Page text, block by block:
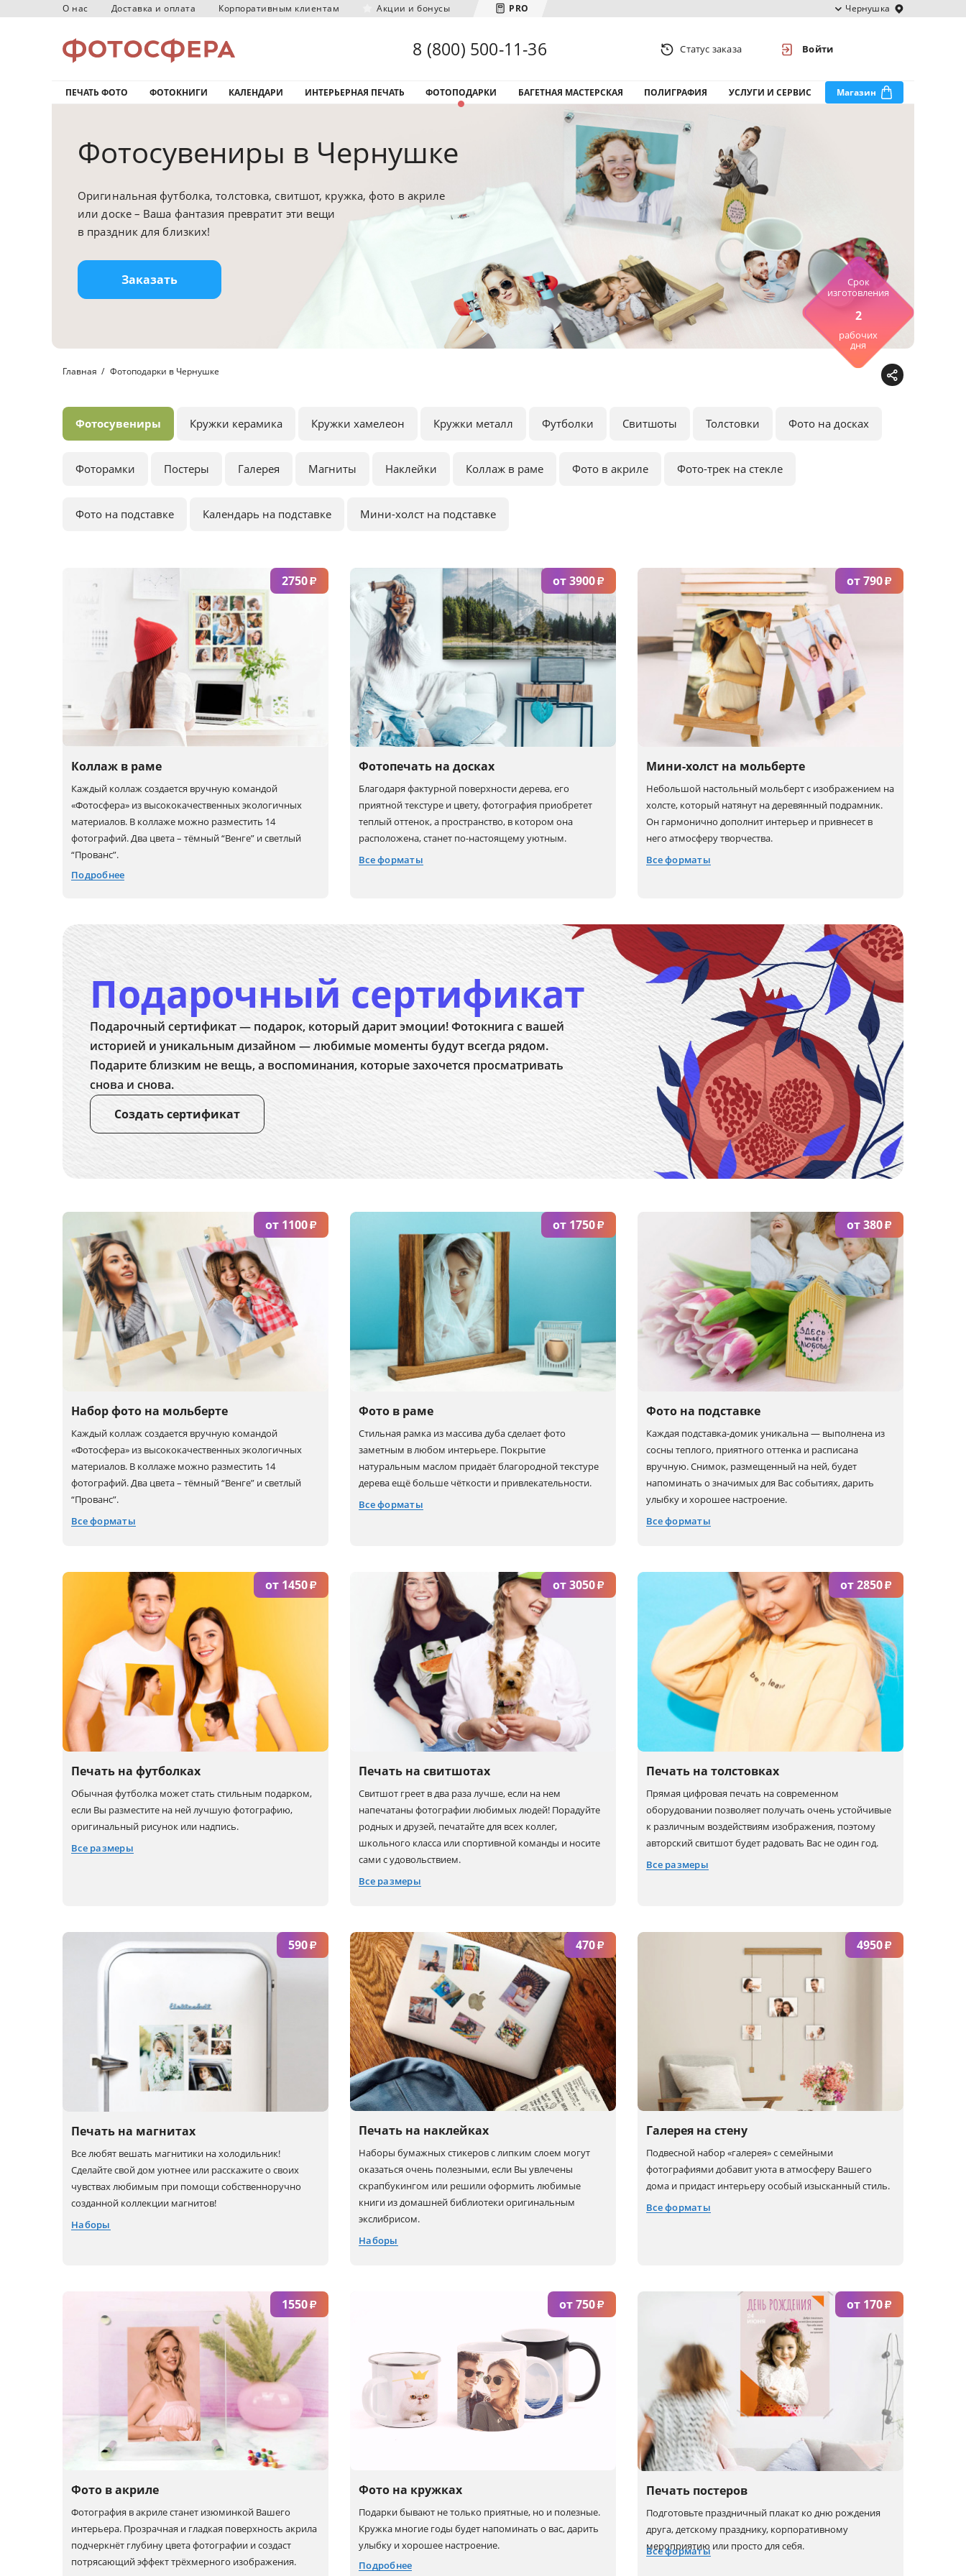
О нас Доставка и оплата Корпоративным клиентам Акции и бонусы PRO Чернушка
Загрузка городов...
8 (800) 500-11-36 Статус заказа Войти
ПЕЧАТЬ ФОТО ФОТОКНИГИ КАЛЕНДАРИ ИНТЕРЬЕРНАЯ ПЕЧАТЬ ФОТОПОДАРКИ БАГЕТНАЯ МАСТЕРСКАЯ ПОЛИГРАФИЯ УСЛУГИ И СЕРВИС Магазин
Фотосувениры в Чернушке
Оригинальная футболка, толстовка, свитшот, кружка, фото в акриле
или доске – Ваша фантазия превратит эти вещи
в праздник для близких!
Заказать
Срок
изготовления
2
рабочих
дня
Главная Фотоподарки в Чернушке
Фотосувениры Кружки керамика Кружки хамелеон Кружки металл Футболки Свитшоты Толстовки Фото на досках
Фоторамки Постеры Галерея Магниты Наклейки Коллаж в раме Фото в акриле Фото-трек на стекле
Фото на подставке Календарь на подставке Мини-холст на подставке
Коллаж в раме
2750₽
Каждый коллаж создается вручную командой
«Фотосфера» из высококачественных экологичных
материалов. В коллаже можно разместить 14
фотографий. Два цвета – тёмный “Венге” и светлый
“Прованс”.
Подробнее
Фотопечать на досках
Благодаря фактурной поверхности дерева, его
приятной текстуре и цвету, фотография приобретет
теплый оттенок, а пространство, в котором она
расположена, станет по-настоящему уютным.
от 3900₽
Все форматы
90x60
120x80
150x100
180x120
60x90
60x60
90x90
120x120
150x150
Мини-холст на мольберте
Небольшой настольный мольберт с изображением на
холсте, который натянут на деревянный подрамник.
Он гармонично дополнит интерьер и привнесет в
него атмосферу творчества.
от 790₽
Все форматы
Подарочный сертификат
Подарочный сертификат — подарок, который дарит эмоции! Фотокнига с вашей
историей и уникальным дизайном — любимые моменты будут всегда рядом.
Подарите близким не вещь, а воспоминания, которые захочется просматривать
снова и снова.
Создать сертификат
Набор фото на мольберте
Каждый коллаж создается вручную командой
«Фотосфера» из высококачественных экологичных
материалов. В коллаже можно разместить 14
фотографий. Два цвета – тёмный “Венге” и светлый
“Прованс”.
от 1100₽
Все форматы
Фото в раме
Стильная рамка из массива дуба сделает фото
заметным в любом интерьере. Покрытие
натуральным маслом придаёт благородной текстуре
дерева ещё больше чёткости и привлекательности.
от 1750₽
Все форматы
Фото на подставке
Каждая подставка-домик уникальна — выполнена из
сосны теплого, приятного оттенка и расписана
вручную. Снимок, размещенный на ней, будет
напоминать о значимых для Вас событиях, дарить
улыбку и хорошее настроение.
от 380₽
Все форматы
Печать на футболках
Обычная футболка может стать стильным подарком,
если Вы разместите на ней лучшую фотографию,
оригинальный рисунок или надпись.
от 1450₽
Все размеры
3XS
2XS
L
3XL
Печать на свитшотах
Свитшот греет в два раза лучше, если на нем
напечатаны фотографии любимых людей! Порадуйте
родных и друзей, печатайте для всех коллег,
школьного класса или спортивной команды и носите
сами с удовольствием.
от 3050₽
Все размеры
S
M
XL
4XL
5XL
Печать на толстовках
Прямая цифровая печать на современном
оборудовании позволяет получать очень устойчивые
к различным воздействиям изображения, поэтому
авторский свитшот будет радовать Вас не один год.
от 2850₽
Все размеры
4XL
Печать на магнитах
Все любят вешать магнитики на холодильник!
Сделайте свой дом уютнее или расскажите о своих
чувствах любимым при помощи собственноручно
созданной коллекции магнитов!
590₽
Наборы
Набор 1
Набор 4 Набор 5
Набор 3
Печать на наклейках
Наборы бумажных стикеров с липким слоем могут
оказаться очень полезными, если Вы увлечены
скрапбукингом или решили оформить любимые
книги из домашней библиотеки оригинальным
экслибрисом.
470₽
Наборы
Набор 4 Набор 5
Набор 3
Галерея на стену
Подвесной набор «галерея» с семейными
фотографиями добавит уюта в атмосферу Вашего
дома и придаст интерьеру особый изысканный стиль.
4950₽
Все форматы
Фото в акриле
Фотография в акриле станет изюминкой Вашего
интерьера. Прозрачная и гладкая поверхность акрила
подчеркнёт глубину цвета фотографии и создаст
потрясающий эффект трёхмерного изображения.
1550₽
Фото на кружках
Подарки бывают не только приятные, но и полезные.
Кружка многие годы будет напоминать о вас, дарить
улыбку и хорошее настроение.
от 750₽
Подробнее
Печать постеров
Подготовьте праздничный плакат ко дню рождения
друга, детскому празднику, корпоративному
мероприятию или просто для себя.
от 170₽
Все форматы